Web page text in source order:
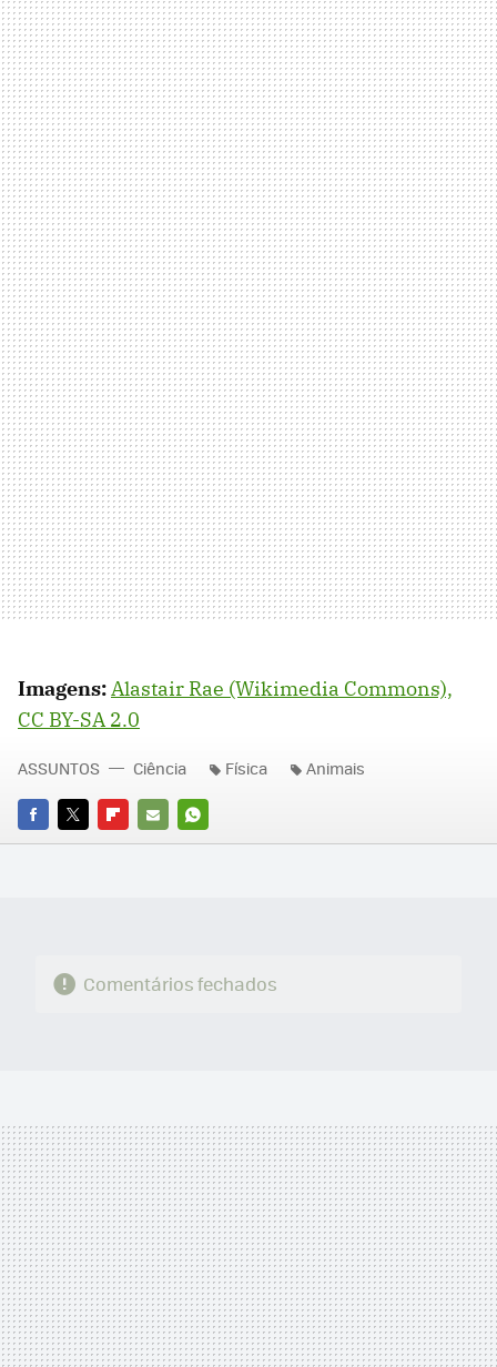
Imagens:Alastair Rae (Wikimedia Commons),
CC BY-SA 2.0
FACEBOOK
TWITTERFLIPBOARD
E-
WHATSAPP
ASSUNTOS Ciência Física Animais
Comentários fechados